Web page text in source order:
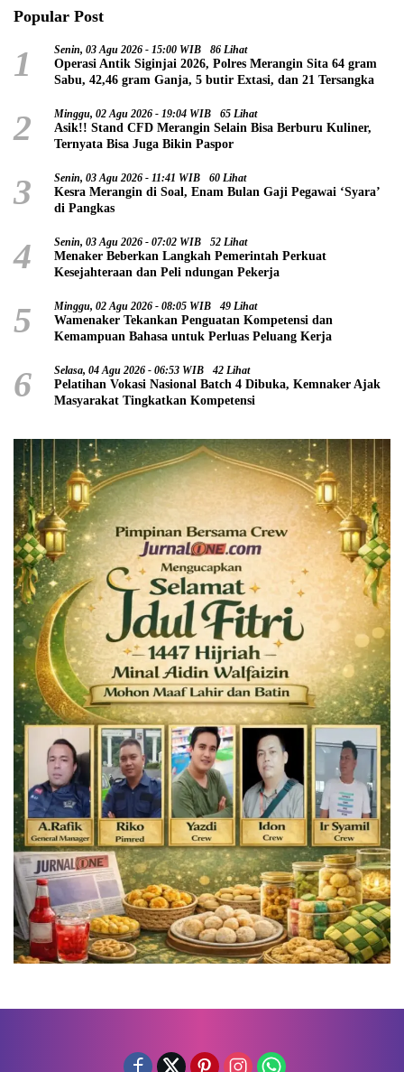
Popular Post
1 Senin, 03 Agu 2026 - 15:00 WIB 86 Lihat
Operasi Antik Siginjai 2026, Polres Merangin Sita 64 gram
Sabu, 42,46 gram Ganja, 5 butir Extasi, dan 21 Tersangka
2 Minggu, 02 Agu 2026 - 19:04 WIB 65 Lihat
Asik!! Stand CFD Merangin Selain Bisa Berburu Kuliner,
Ternyata Bisa Juga Bikin Paspor
3 Senin, 03 Agu 2026 - 11:41 WIB 60 Lihat
Kesra Merangin di Soal, Enam Bulan Gaji Pegawai ‘Syara’
di Pangkas
4 Senin, 03 Agu 2026 - 07:02 WIB 52 Lihat
Menaker Beberkan Langkah Pemerintah Perkuat
Kesejahteraan dan Peli ndungan Pekerja
5 Minggu, 02 Agu 2026 - 08:05 WIB 49 Lihat
Wamenaker Tekankan Penguatan Kompetensi dan
Kemampuan Bahasa untuk Perluas Peluang Kerja
6 Selasa, 04 Agu 2026 - 06:53 WIB 42 Lihat
Pelatihan Vokasi Nasional Batch 4 Dibuka, Kemnaker Ajak
Masyarakat Tingkatkan Kompetensi